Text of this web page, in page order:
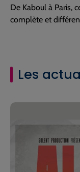
De Kaboul à Paris,
complète et
Les